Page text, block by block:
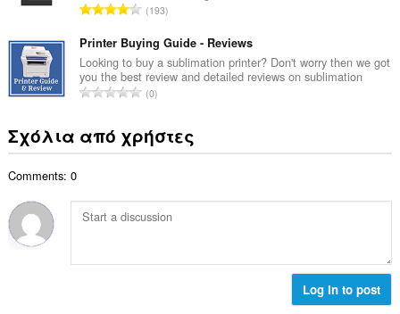
ή
ε
ω
ν
:
ο
λ
ο
γ
ή
ε
ω
ο
α
θ
μ
ο
ο
γ
ε
:
Σ
ν
ο
λ
ο
α
θ
λ
ο
193
Printer Buying Guide - Reviews
Looking to buy a sublimation printer? Don't worry then we got
you the best review and detailed reviews on sublimation
Σ
ο
β
α
ο
0
Σχόλια από χρήστες
Comments: 0
Log in to post